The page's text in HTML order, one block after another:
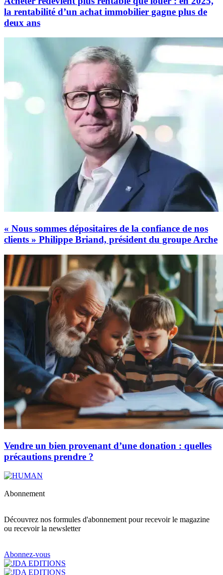
la rentabilité d’un achat immobilier gagne plus de
deux ans
« Nous sommes dépositaires de la confiance de nos
clients » Philippe Briand, président du groupe Arche
Vendre un bien provenant d’une donation : quelles
précautions prendre ?
Abonnement
Découvrez nos formules d'abonnement pour recevoir le magazine
ou recevoir la newsletter
Abonnez-vous